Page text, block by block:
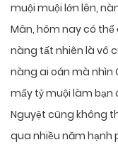
muội muội lớn lên,
Mân, hôm nay có
nàng tất nhiên là vô
nàng ai oán mà nhìn
mấy tỷ muội làm bạn
Nguyệt cũng không
qua nhiều năm hạnh